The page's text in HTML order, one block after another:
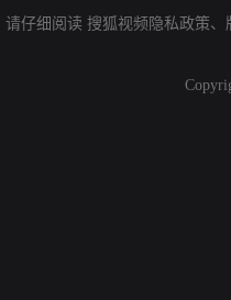
请仔细阅读 搜狐视频隐私政策、